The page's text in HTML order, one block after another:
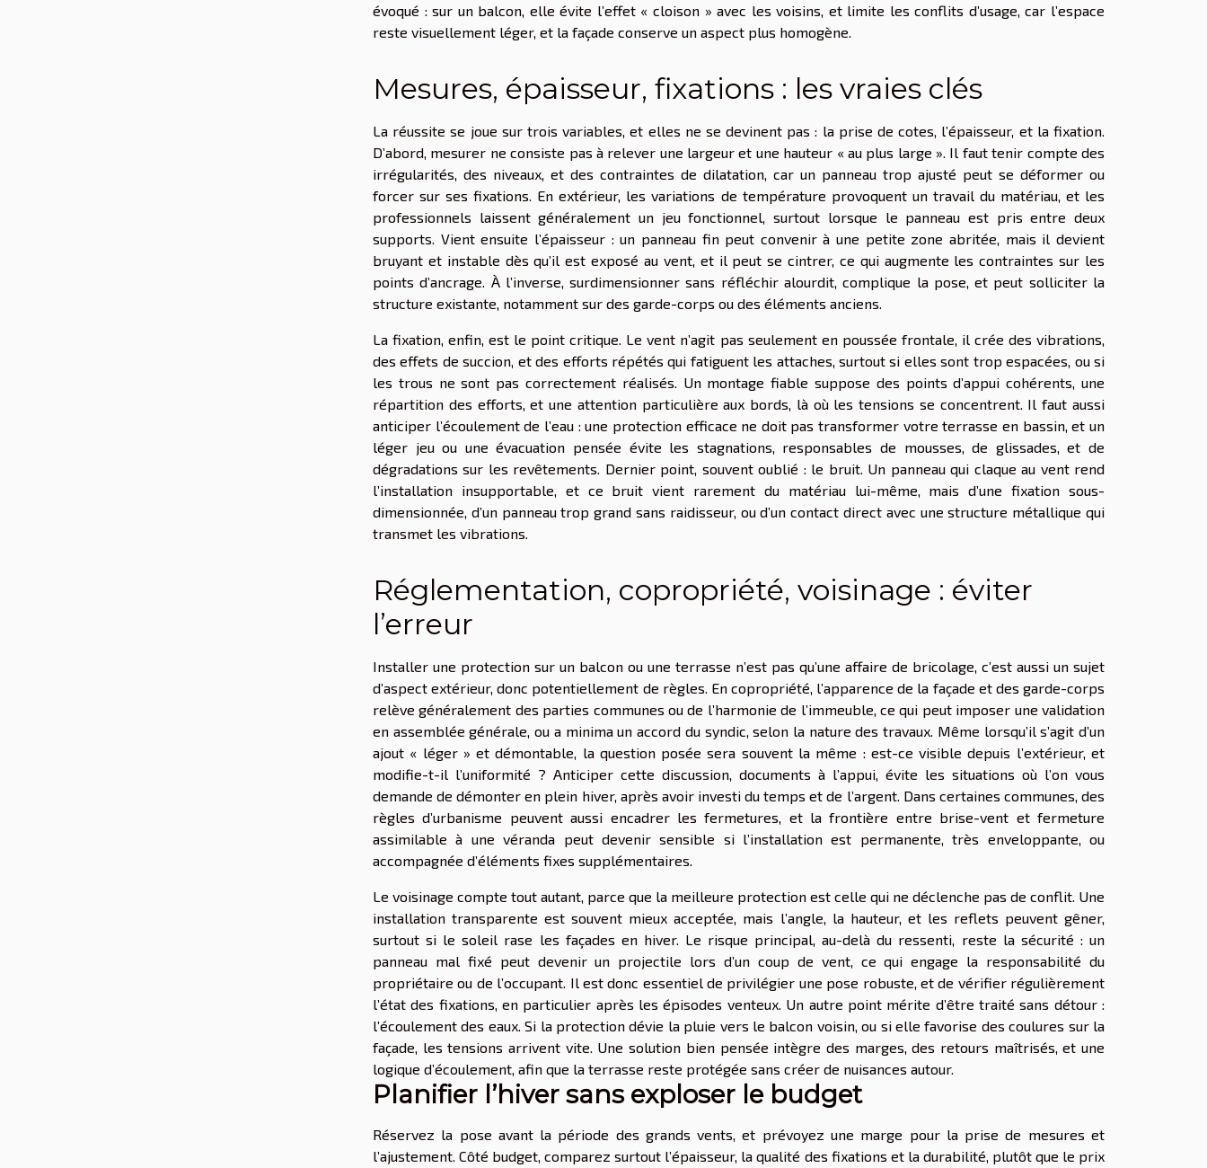
évoqué : sur un balcon, elle évite l’effet « cloison » avec les voisins, et limite les conflits d’usage, car l’espace
reste visuellement léger, et la façade conserve un aspect plus homogène.
Mesures, épaisseur, fixations : les vraies clés
La réussite se joue sur trois variables, et elles ne se devinent pas : la prise de cotes, l’épaisseur, et la fixation.
D’abord, mesurer ne consiste pas à relever une largeur et une hauteur « au plus large ». Il faut tenir compte des
irrégularités, des niveaux, et des contraintes de dilatation, car un panneau trop ajusté peut se déformer ou
forcer sur ses fixations. En extérieur, les variations de température provoquent un travail du matériau, et les
professionnels laissent généralement un jeu fonctionnel, surtout lorsque le panneau est pris entre deux
supports. Vient ensuite l’épaisseur : un panneau fin peut convenir à une petite zone abritée, mais il devient
bruyant et instable dès qu’il est exposé au vent, et il peut se cintrer, ce qui augmente les contraintes sur les
points d’ancrage. À l’inverse, surdimensionner sans réfléchir alourdit, complique la pose, et peut solliciter la
structure existante, notamment sur des garde-corps ou des éléments anciens.
La fixation, enfin, est le point critique. Le vent n’agit pas seulement en poussée frontale, il crée des vibrations,
des effets de succion, et des efforts répétés qui fatiguent les attaches, surtout si elles sont trop espacées, ou si
les trous ne sont pas correctement réalisés. Un montage fiable suppose des points d’appui cohérents, une
répartition des efforts, et une attention particulière aux bords, là où les tensions se concentrent. Il faut aussi
anticiper l’écoulement de l’eau : une protection efficace ne doit pas transformer votre terrasse en bassin, et un
léger jeu ou une évacuation pensée évite les stagnations, responsables de mousses, de glissades, et de
dégradations sur les revêtements. Dernier point, souvent oublié : le bruit. Un panneau qui claque au vent rend
l’installation insupportable, et ce bruit vient rarement du matériau lui-même, mais d’une fixation sous-
dimensionnée, d’un panneau trop grand sans raidisseur, ou d’un contact direct avec une structure métallique qui
transmet les vibrations.
Réglementation, copropriété, voisinage : éviter
l’erreur
Installer une protection sur un balcon ou une terrasse n’est pas qu’une affaire de bricolage, c’est aussi un sujet
d’aspect extérieur, donc potentiellement de règles. En copropriété, l’apparence de la façade et des garde-corps
relève généralement des parties communes ou de l’harmonie de l’immeuble, ce qui peut imposer une validation
en assemblée générale, ou a minima un accord du syndic, selon la nature des travaux. Même lorsqu’il s’agit d’un
ajout « léger » et démontable, la question posée sera souvent la même : est-ce visible depuis l’extérieur, et
modifie-t-il l’uniformité ? Anticiper cette discussion, documents à l’appui, évite les situations où l’on vous
demande de démonter en plein hiver, après avoir investi du temps et de l’argent. Dans certaines communes, des
règles d’urbanisme peuvent aussi encadrer les fermetures, et la frontière entre brise-vent et fermeture
assimilable à une véranda peut devenir sensible si l’installation est permanente, très enveloppante, ou
accompagnée d’éléments fixes supplémentaires.
Le voisinage compte tout autant, parce que la meilleure protection est celle qui ne déclenche pas de conflit. Une
installation transparente est souvent mieux acceptée, mais l’angle, la hauteur, et les reflets peuvent gêner,
surtout si le soleil rase les façades en hiver. Le risque principal, au-delà du ressenti, reste la sécurité : un
panneau mal fixé peut devenir un projectile lors d’un coup de vent, ce qui engage la responsabilité du
propriétaire ou de l’occupant. Il est donc essentiel de privilégier une pose robuste, et de vérifier régulièrement
l’état des fixations, en particulier après les épisodes venteux. Un autre point mérite d’être traité sans détour :
l’écoulement des eaux. Si la protection dévie la pluie vers le balcon voisin, ou si elle favorise des coulures sur la
façade, les tensions arrivent vite. Une solution bien pensée intègre des marges, des retours maîtrisés, et une
logique d’écoulement, afin que la terrasse reste protégée sans créer de nuisances autour.
Planifier l’hiver sans exploser le budget
Réservez la pose avant la période des grands vents, et prévoyez une marge pour la prise de mesures et
l’ajustement. Côté budget, comparez surtout l’épaisseur, la qualité des fixations et la durabilité, plutôt que le prix